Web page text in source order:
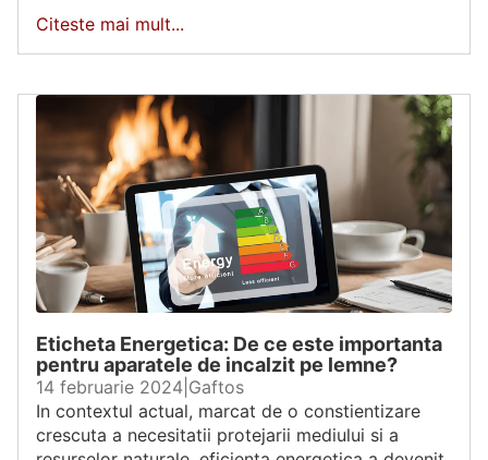
Citeste mai mult...
Eticheta Energetica: De ce este importanta
pentru aparatele de incalzit pe lemne?
14 februarie 2024 Gaftos
In contextul actual, marcat de o constientizare
crescuta a necesitatii protejarii mediului si a